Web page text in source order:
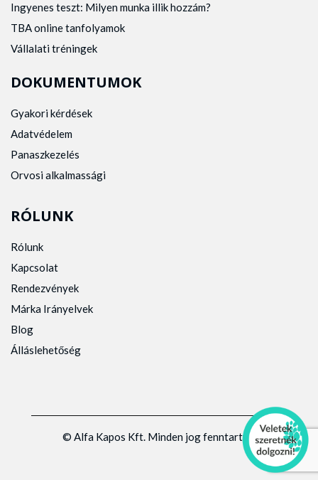
Ingyenes teszt: Milyen munka illik hozzám?
TBA online tanfolyamok
Vállalati tréningek
DOKUMENTUMOK
Gyakori kérdések
Adatvédelem
Panaszkezelés
Orvosi alkalmassági
RÓLUNK
Rólunk
Kapcsolat
Rendezvények
Márka Irányelvek
Blog
Álláslehetőség
© Alfa Kapos Kft. Minden jog fenntartva.